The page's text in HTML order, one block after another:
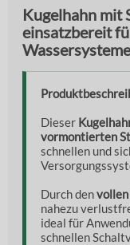
Kugelhahn mit
einsatzbereit
Wassersysteme
Dieser
vormontierten
schnellen und
Durch denvollen
nahezu
ideal für
schnellen